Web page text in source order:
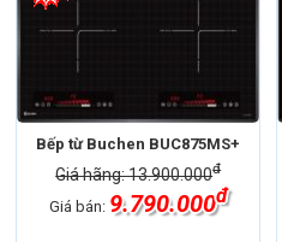
Bếp từ Buchen BUC875MS+
Giá hãng: 13.900.000đ
Giá bán: 9.790.000đ